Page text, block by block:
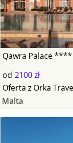
Qawra Palace ****
od 2100 zł
Oferta z Orka
Malta